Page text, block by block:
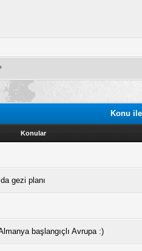
Konu
Konular
gezi planı
başlangıçlı Avrupa :)